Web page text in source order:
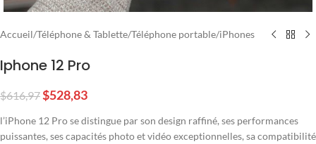
Accueil/Téléphone & Tablette/Téléphone portable/iPhones
Iphone 12 Pro
$616,97$528,83
l’iPhone 12 Pro se distingue par son design raffiné, ses performances
puissantes, ses capacités photo et vidéo exceptionnelles, sa compatibilité